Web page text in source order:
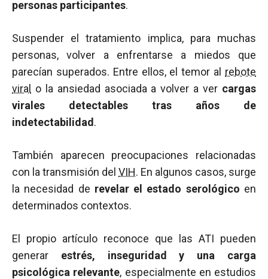
personas participantes.
Suspender el tratamiento implica, para muchas
personas, volver a enfrentarse a miedos que
parecían superados. Entre ellos, el temor al rebote
viral
o la ansiedad asociada a volver a ver cargas
virales detectables tras años de
indetectabilidad .
También aparecen preocupaciones relacionadas
con la transmisión del VIH. En algunos casos, surge
la necesidad de revelar el estado serológico en
determinados contextos.
El propio artículo reconoce que las ATI pueden
generar estrés, inseguridad y una carga
psicológica relevante, especialmente en estudios